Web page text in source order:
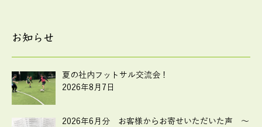
お知らせ
夏の社内フットサル交流会！
2026年8月7日
2026年6月分 お客様からお寄せいただいた声 ～